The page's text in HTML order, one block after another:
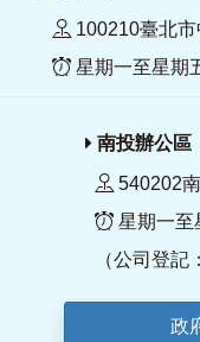
100210臺北
星期一至星期
南投辦公區
540202
星期一至
（公司登記
政